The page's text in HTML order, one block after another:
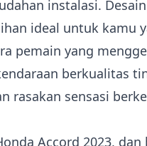
instalasi.
ideal untuk kamu
pemain yang
berkualitas
rasakan sensasi
Accord 2023,